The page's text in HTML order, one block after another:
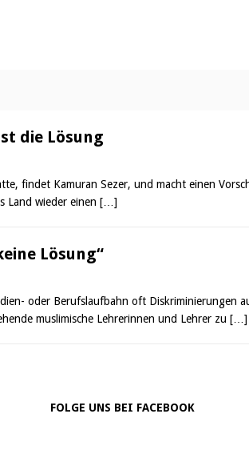
die Lösung
findet Kamuran Sezer, und macht einen
Land wieder einen […]
Lösung“
oder Berufslaufbahn oft Diskriminierungen
muslimische Lehrerinnen und Lehrer zu […]
FOLGE UNS BEI FACEBOOK